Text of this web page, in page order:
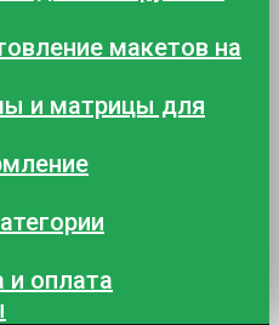
макетов на
и матрицы для
и оплата